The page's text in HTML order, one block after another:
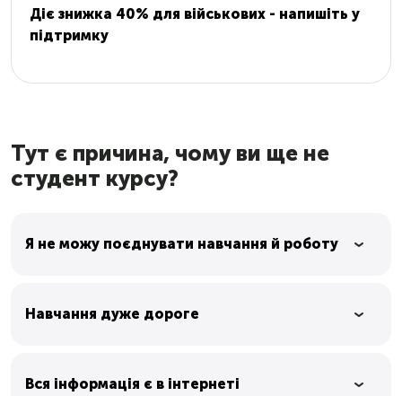
Діє знижка 40% для військових - напишіть у
підтримку
Тут є причина, чому ви ще не
студент курсу?
Я не можу поєднувати навчання й роботу
Навчання дуже дороге
Вся інформація є в інтернеті